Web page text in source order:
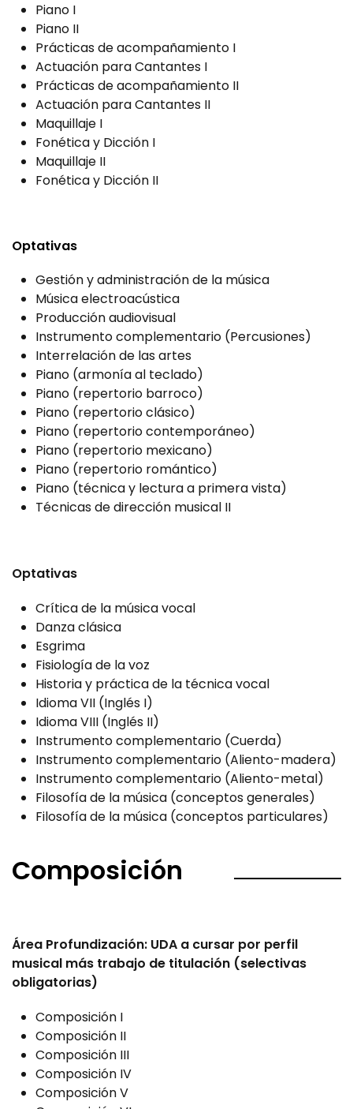
Piano I
Piano II
Prácticas de acompañamiento I
Actuación para Cantantes I
Prácticas de acompañamiento II
Actuación para Cantantes II
Maquillaje I
Fonética y Dicción I
Maquillaje II
Fonética y Dicción II
Optativas
Gestión y administración de la música
Música electroacústica
Producción audiovisual
Instrumento complementario (Percusiones)
Interrelación de las artes
Piano (armonía al teclado)
Piano (repertorio barroco)
Piano (repertorio clásico)
Piano (repertorio contemporáneo)
Piano (repertorio mexicano)
Piano (repertorio romántico)
Piano (técnica y lectura a primera vista)
Técnicas de dirección musical II
Optativas
Crítica de la música vocal
Danza clásica
Esgrima
Fisiología de la voz
Historia y práctica de la técnica vocal
Idioma VII (Inglés I)
Idioma VIII (Inglés II)
Instrumento complementario (Cuerda)
Instrumento complementario (Aliento-madera)
Instrumento complementario (Aliento-metal)
Filosofía de la música (conceptos generales)
Filosofía de la música (conceptos particulares)
Composición
Área Profundización: UDA a cursar por perfil
musical más trabajo de titulación (selectivas
obligatorias)
Composición I
Composición II
Composición III
Composición IV
Composición V